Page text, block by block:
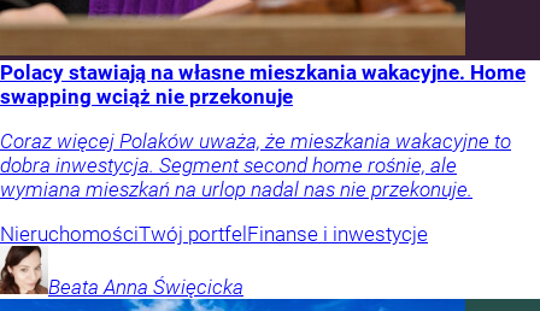
Polacy stawiają na własne mieszkania wakacyjne. Home
swapping wciąż nie przekonuje
Coraz więcej Polaków uważa, że mieszkania wakacyjne to
dobra inwestycja. Segment second home rośnie, ale
wymiana mieszkań na urlop nadal nas nie przekonuje.
NieruchomościTwój portfelFinanse i inwestycje
Beata Anna Święcicka